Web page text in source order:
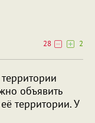
28
2
объявить
территории. У